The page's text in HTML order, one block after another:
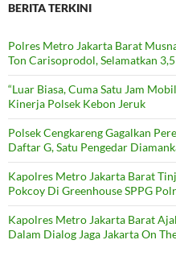
BERITA TERKINI
Polres Metro Jakarta Barat
Ton Carisoprodol, Selamatkan
“Luar Biasa, Cuma Satu Jam
Kinerja Polsek Kebon Jeruk
Polsek Cengkareng Gagalkan
Daftar G, Satu Pengedar
Kapolres Metro Jakarta Barat
Pokcoy Di Greenhouse SPPG
Kapolres Metro Jakarta Barat
Dalam Dialog Jaga Jakarta On